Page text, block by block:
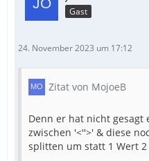
Gast
24. November 2023 um 17:12
Zitat von MojoeB
Denn er hat nicht gesagt
zwischen '<''>' & diese
splitten um statt 1 Wert